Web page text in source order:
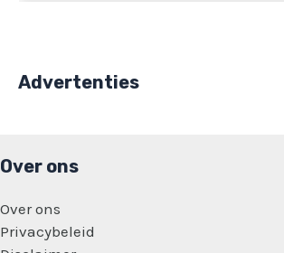
Advertenties
Over ons
Over ons
Privacybeleid